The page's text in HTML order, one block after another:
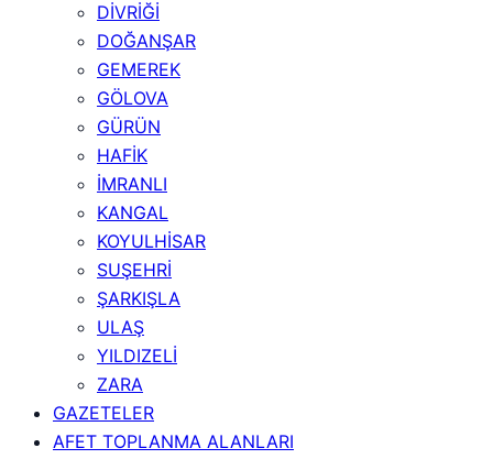
DİVRİĞİ
DOĞANŞAR
GEMEREK
GÖLOVA
GÜRÜN
HAFİK
İMRANLI
KANGAL
KOYULHİSAR
SUŞEHRİ
ŞARKIŞLA
ULAŞ
YILDIZELİ
ZARA
GAZETELER
AFET TOPLANMA ALANLARI